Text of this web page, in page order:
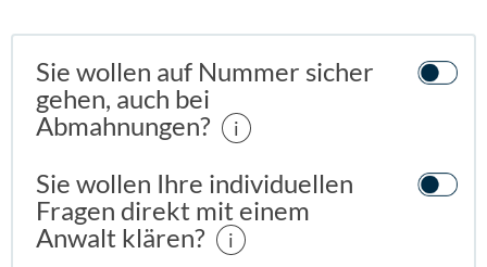
Sie wollen auf Nummer sicher
gehen, auch bei
Abmahnungen?
i
Sie wollen Ihre individuellen
Fragen direkt mit einem
Anwalt klären?
i